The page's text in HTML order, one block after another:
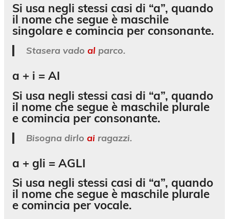
Si usa negli stessi casi di “a”, quando
il nome che segue è maschile
singolare e comincia per consonante.
Stasera vado alparco.
a + i = AI
Si usa negli stessi casi di “a”, quando
il nome che segue è maschile plurale
e comincia per consonante.
Bisogna dirlo airagazzi.
a + gli = AGLI
Si usa negli stessi casi di “a”, quando
il nome che segue è maschile plurale
e comincia per vocale.